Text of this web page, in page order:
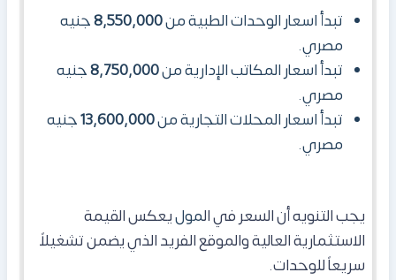
تبدأ اسعار الوحدات الطبية من8,550,000جنيه
مصري.
تبدأ اسعار المكاتب الإدارية من8,750,000جنيه
مصري.
تبدأ اسعار المحلات التجارية من13,600,000جنيه
مصري.
يجب التنويه أن السعر في الموليعكس القيمة
الاستثمارية العالية والموقع الفريد الذي يضمن تشغيلاً
سريعاً للوحدات.